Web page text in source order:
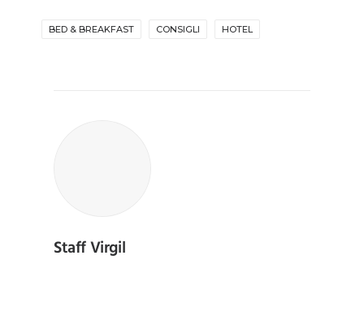
BED & BREAKFAST CONSIGLI HOTEL
Staff Virgil